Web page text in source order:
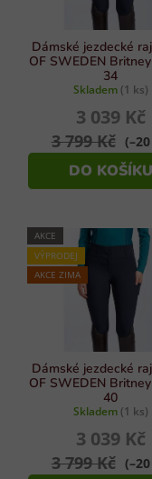
Dámské jezdecké
OF SWEDEN
34
Skladem (1 ks)
3 039 Kč
3 799 Kč
DO KOŠÍKU
AKCE
VÝPRODEJ
AKCE ZIMA
Dámské jezdecké
OF SWEDEN
40
Skladem (1 ks)
3 039 Kč
3 799 Kč